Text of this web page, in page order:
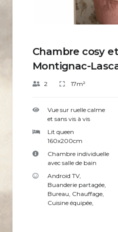
Chambre cosy
Montignac-
2 17m²
Vue sur ruelle calme
et sans vis à vis
Lit queen
160x200cm
Chambre individuelle
avec salle de bain
Android TV,
Buanderie partagée,
Bureau, Chauffage,
Cuisine équipée,